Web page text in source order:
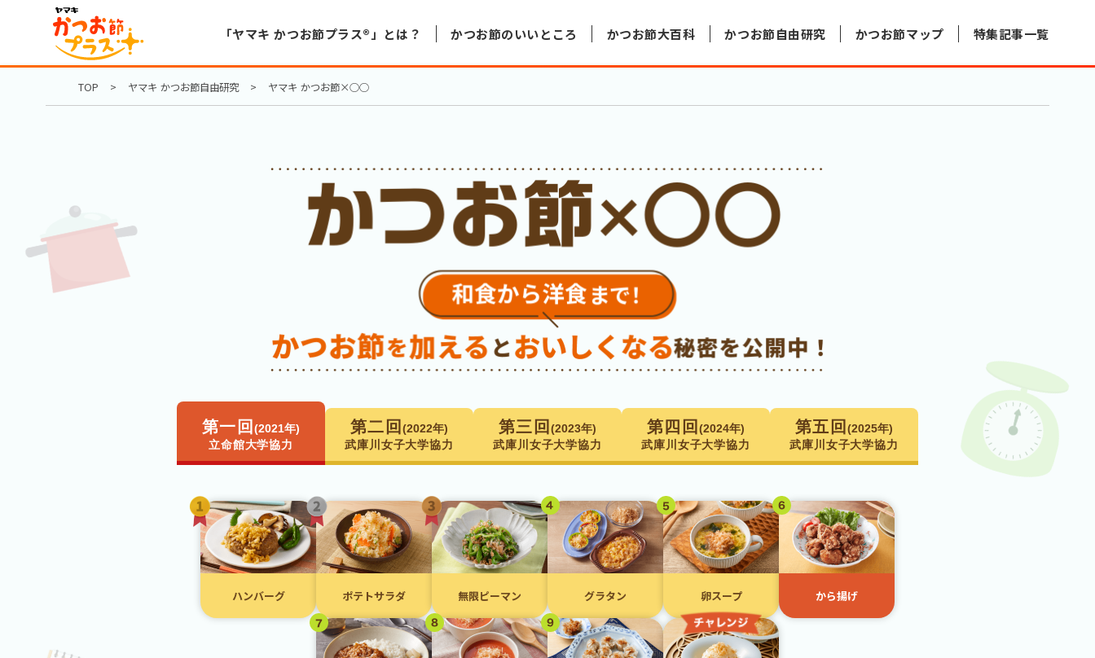
「ヤマキ かつお節プラス®」とは？ かつお節のいいところ かつお節大百科 かつお節自由研究 かつお節マップ 特集記事一覧
TOP ヤマキ かつお節自由研究 ヤマキ かつお節×○○
第一回 (2021年)
立命館大学協力
第二回 (2022年)
武庫川⼥⼦⼤学協⼒
第三回 (2023年)
武庫川⼥⼦⼤学協⼒
第四回 (2024年)
武庫川⼥⼦⼤学協⼒
第五回 (2025年)
武庫川⼥⼦⼤学協⼒
ハンバーグ ポテトサラダ 無限ピーマン グラタン 卵スープ から揚げ